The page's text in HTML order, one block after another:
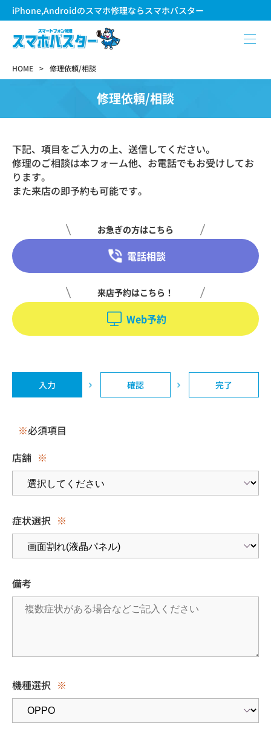
iPhone,Androidのスマホ修理ならスマホバスター
HOME 修理依頼/相談
修理依頼/相談
下記、項目をご入力の上、送信してください。
修理のご相談は本フォーム他、お電話でもお受けしてお
ります。
また来店の即予約も可能です。
お急ぎの方はこちら
電話相談
来店予約はこちら！
Web予約
入力 確認 完了
※必須項目
店舗 ※
症状選択 ※
備考
機種選択 ※